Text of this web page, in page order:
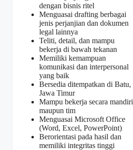
dengan bisnis ritel
Menguasai drafting berbagai
jenis perjanjian dan dokumen
legal lainnya
Teliti, detail, dan mampu
bekerja di bawah tekanan
Memiliki kemampuan
komunikasi dan interpersonal
yang baik
Bersedia ditempatkan di Batu,
Jawa Timur
Mampu bekerja secara mandiri
maupun tim
Menguasai Microsoft Office
(Word, Excel, PowerPoint)
Berorientasi pada hasil dan
memiliki integritas tinggi